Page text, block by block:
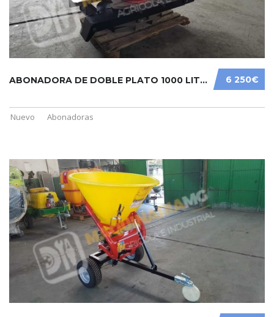
6 250€
ABONADORA DE DOBLE PLATO 1000 LITROS SONAR
Nuevo Abonadoras